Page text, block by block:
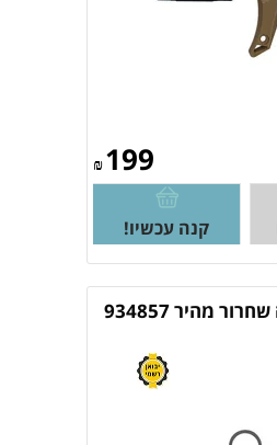
₪199
קנה עכשיו!
מהיר 934857